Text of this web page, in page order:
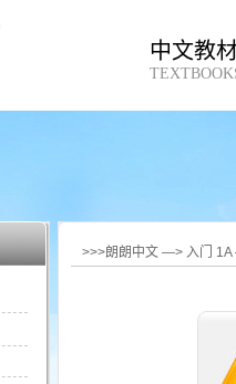
中文教
>>>朗朗中文 —> 入门